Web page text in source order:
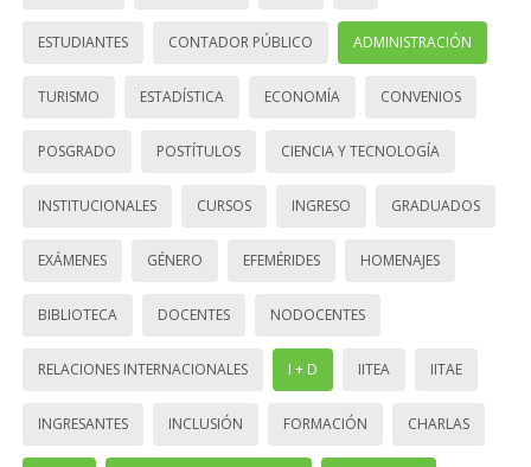
ESTUDIANTES CONTADOR PÚBLICO ADMINISTRACIÓN
TURISMO ESTADÍSTICA ECONOMÍA CONVENIOS
POSGRADO POSTÍTULOS CIENCIA Y TECNOLOGÍA
INSTITUCIONALES CURSOS INGRESO GRADUADOS
EXÁMENES GÉNERO EFEMÉRIDES HOMENAJES
BIBLIOTECA DOCENTES NODOCENTES
RELACIONES INTERNACIONALES I + D IITEA IITAE
INGRESANTES INCLUSIÓN FORMACIÓN CHARLAS